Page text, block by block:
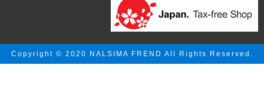
Copyright © 2020 NALSIMA FREND All Rights Reserved.